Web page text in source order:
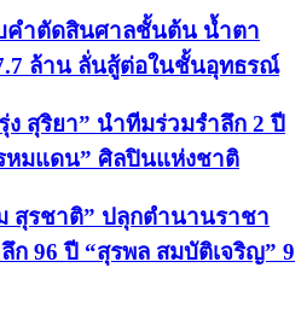
คำตัดสินศาลชั้นต้น น้ำตา
ล้าน ลั่นสู้ต่อในชั้นอุทธรณ์
สุริยา” นำทีมร่วมรำลึก 2 ปี
หมแดน” ศิลปินแห่งชาติ
สุรชาติ” ปลุกตำนานราชา
ก 96 ปี “สุรพล สมบัติเจริญ” 9